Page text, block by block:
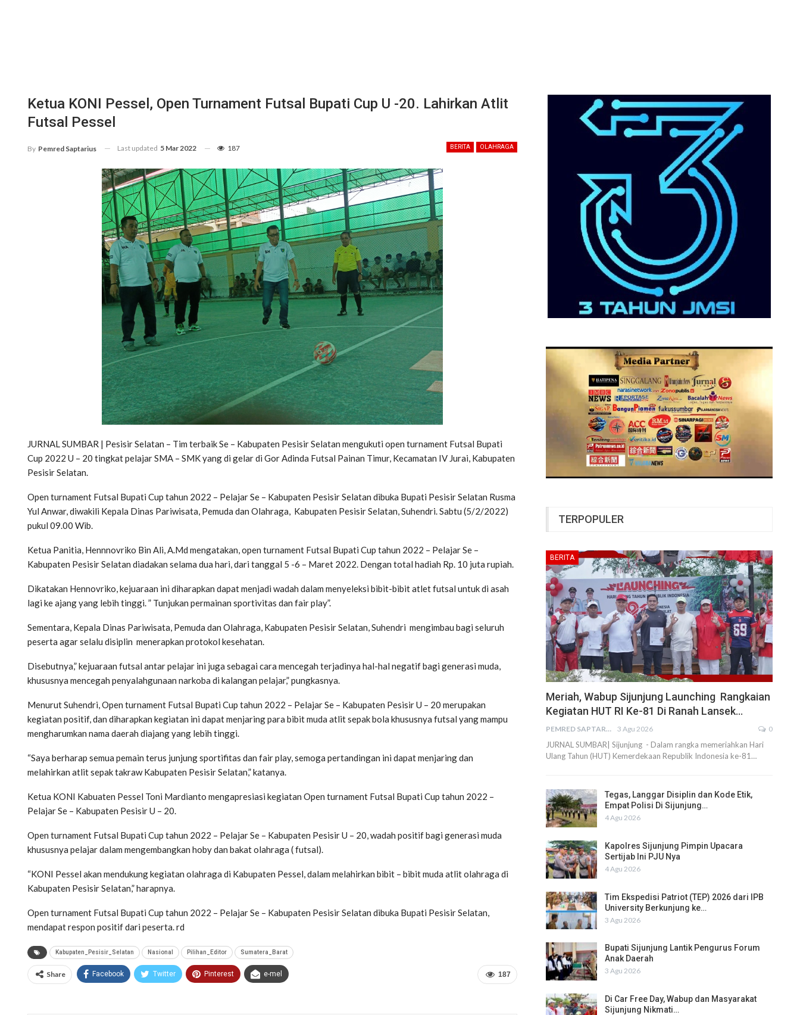
Ketua KONI Pessel, Open Turnament Futsal Bupati Cup U -20. Lahirkan Atlit
Futsal Pessel
BERITA OLAHRAGA
By Pemred Saptarius Last updated 5 Mar 2022 187
JURNAL SUMBAR | Pesisir Selatan – Tim terbaik Se – Kabupaten Pesisir Selatan mengukuti open turnament Futsal Bupati
Cup 2022 U – 20 tingkat pelajar SMA – SMK yang di gelar di Gor Adinda Futsal Painan Timur, Kecamatan IV Jurai, Kabupaten
Pesisir Selatan.
Open turnament Futsal Bupati Cup tahun 2022 – Pelajar Se – Kabupaten Pesisir Selatan dibuka Bupati Pesisir Selatan Rusma
Yul Anwar, diwakili Kepala Dinas Pariwisata, Pemuda dan Olahraga, Kabupaten Pesisir Selatan, Suhendri. Sabtu (5/2/2022)
pukul 09.00 Wib.
Ketua Panitia, Hennnovriko Bin Ali, A.Md mengatakan, open turnament Futsal Bupati Cup tahun 2022 – Pelajar Se –
Kabupaten Pesisir Selatan diadakan selama dua hari, dari tanggal 5 -6 – Maret 2022. Dengan total hadiah Rp. 10 juta rupiah.
Dikatakan Hennovriko, kejuaraan ini diharapkan dapat menjadi wadah dalam menyeleksi bibit-bibit atlet futsal untuk di asah
lagi ke ajang yang lebih tinggi. ” Tunjukan permainan sportivitas dan fair play”.
Sementara, Kepala Dinas Pariwisata, Pemuda dan Olahraga, Kabupaten Pesisir Selatan, Suhendri mengimbau bagi seluruh
peserta agar selalu disiplin menerapkan protokol kesehatan.
Disebutnya,” kejuaraan futsal antar pelajar ini juga sebagai cara mencegah terjadinya hal-hal negatif bagi generasi muda,
khususnya mencegah penyalahgunaan narkoba di kalangan pelajar,” pungkasnya.
Menurut Suhendri, Open turnament Futsal Bupati Cup tahun 2022 – Pelajar Se – Kabupaten Pesisir U – 20 merupakan
kegiatan positif, dan diharapkan kegiatan ini dapat menjaring para bibit muda atlit sepak bola khususnya futsal yang mampu
mengharumkan nama daerah diajang yang lebih tinggi.
“Saya berharap semua pemain terus junjung sportifitas dan fair play, semoga pertandingan ini dapat menjaring dan
melahirkan atlit sepak takraw Kabupaten Pesisir Selatan,” katanya.
Ketua KONI Kabuaten Pessel Toni Mardianto mengapresiasi kegiatan Open turnament Futsal Bupati Cup tahun 2022 –
Pelajar Se – Kabupaten Pesisir U – 20.
Open turnament Futsal Bupati Cup tahun 2022 – Pelajar Se – Kabupaten Pesisir U – 20, wadah positif bagi generasi muda
khususnya pelajar dalam mengembangkan hoby dan bakat olahraga ( futsal).
“KONI Pessel akan mendukung kegiatan olahraga di Kabupaten Pessel, dalam melahirkan bibit – bibit muda atlit olahraga di
Kabupaten Pesisir Selatan,” harapnya.
Open turnament Futsal Bupati Cup tahun 2022 – Pelajar Se – Kabupaten Pesisir Selatan dibuka Bupati Pesisir Selatan,
mendapat respon positif dari peserta. rd
Kabupaten_Pesisir_Selatan Nasional Pilihan_Editor Sumatera_Barat
187
Share Facebook Twitter Pinterest e-mel
TERPOPULER
BERITA
Meriah, Wabup Sijunjung Launching Rangkaian
Kegiatan HUT RI Ke-81 Di Ranah Lansek…
PEMRED SAPTARIUS 3 Agu 2026 0
JURNAL SUMBAR| Sijunjung - Dalam rangka memeriahkan Hari
Ulang Tahun (HUT) Kemerdekaan Republik Indonesia ke-81…
Tegas, Langgar Disiplin dan Kode Etik,
Empat Polisi Di Sijunjung…
4 Agu 2026
Kapolres Sijunjung Pimpin Upacara
Sertijab Ini PJU Nya
4 Agu 2026
Tim Ekspedisi Patriot (TEP) 2026 dari IPB
University Berkunjung ke…
3 Agu 2026
Bupati Sijunjung Lantik Pengurus Forum
Anak Daerah
3 Agu 2026
Di Car Free Day, Wabup dan Masyarakat
Sijunjung Nikmati…